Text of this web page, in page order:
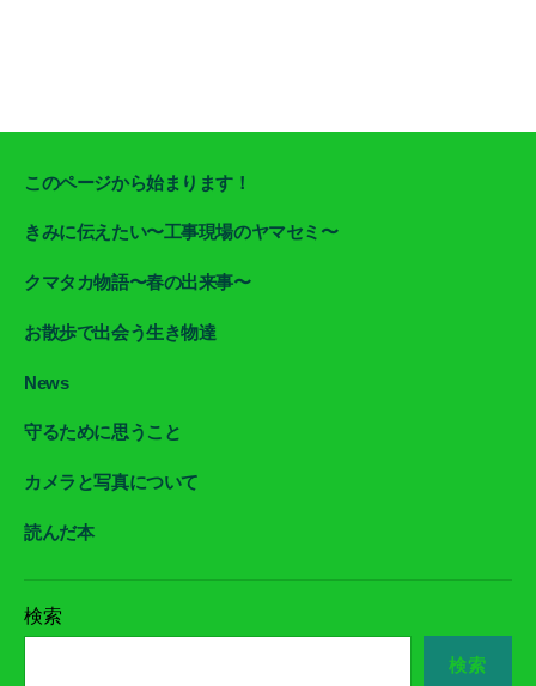
このページから始まります！
きみに伝えたい〜工事現場のヤマセミ〜
クマタカ物語〜春の出来事〜
お散歩で出会う生き物達
News
守るために思うこと
カメラと写真について
読んだ本
検索
検索